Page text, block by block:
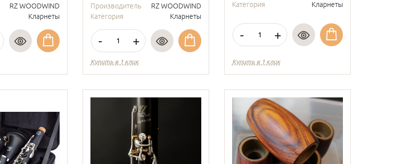
RZ WOODWIND
Кларнеты
Производитель
RZ WOODWIND
Категория
Кларнеты
- +
Купить в 1 клик
Категория
Кларнеты
- +
Купить в 1 клик